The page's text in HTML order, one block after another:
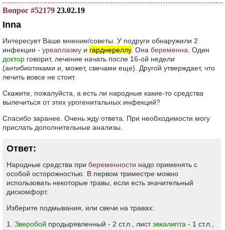
Вопрос #52179 23.02.19
Inna
Интересует Ваше мнение/советы. У подруги обнаружили 2
инфекции - уреаплазму и гарднереллу. Она беременна . Один
доктор говорит, лечение начать после 16-ой недели
(антибиотиками и, может, свечами еще). Другой утверждает, что
лечить вовсе не стоит.
Скажите, пожалуйста, а есть ли народные какие-то средства
вылечиться от этих урогенитальных инфекций?
Спасибо заранее. Очень жду ответа. При необходимости могу
прислать дополнительные анализы.
Ответ:
Народные средства при беременности надо применять с
особой осторожностью. В первом триместре можно
использовать некоторые травы, если есть значительный
дискомфорт.
Изберите подмывания, или свечи на травах:
1. Зверобой продырявленный - 2 ст.л., листэвкалипта - 1 ст.л.,